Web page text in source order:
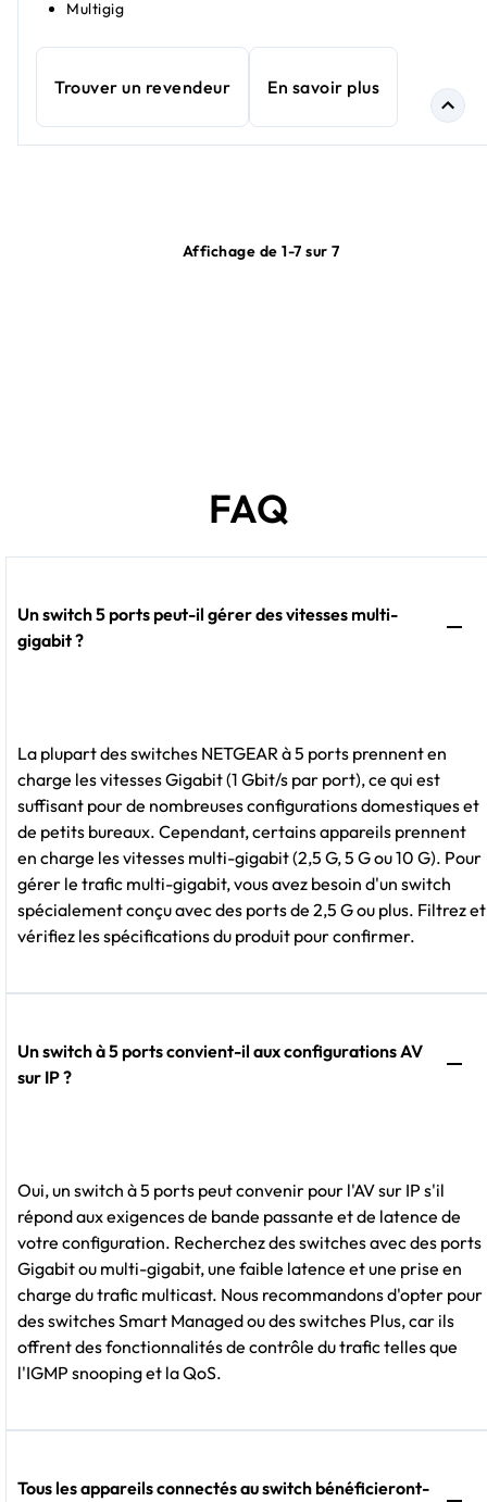
Multigig
Trouver un revendeur En savoir plus
Affichage de 1-7 sur 7
FAQ
Un switch 5 ports peut-il gérer des vitesses multi-
gigabit ?
La plupart des switches NETGEAR à 5 ports prennent en
charge les vitesses Gigabit (1 Gbit/s par port), ce qui est
suffisant pour de nombreuses configurations domestiques et
de petits bureaux. Cependant, certains appareils prennent
en charge les vitesses multi-gigabit (2,5 G, 5 G ou 10 G). Pour
gérer le trafic multi-gigabit, vous avez besoin d'un switch
spécialement conçu avec des ports de 2,5 G ou plus. Filtrez et
vérifiez les spécifications du produit pour confirmer.
Un switch à 5 ports convient-il aux configurations AV
sur IP ?
Oui, un switch à 5 ports peut convenir pour l'AV sur IP s'il
répond aux exigences de bande passante et de latence de
votre configuration. Recherchez des switches avec des ports
Gigabit ou multi-gigabit, une faible latence et une prise en
charge du trafic multicast. Nous recommandons d'opter pour
des switches Smart Managed ou des switches Plus, car ils
offrent des fonctionnalités de contrôle du trafic telles que
l'IGMP snooping et la QoS.
Tous les appareils connectés au switch bénéficieront-